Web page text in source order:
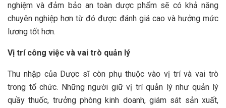
nghiệm và đảm bảo an toàn dược phẩm sẽ có khả năng
chuyên nghiệp hơn từ đó được đánh giá cao và hưởng mức
lương tốt hơn.
Vị trí công việc và vai trò quản lý
Thu nhập của Dược sĩ còn phụ thuộc vào vị trí và vai trò
trong tổ chức. Những người giữ vị trí quản lý như quản lý
quầy thuốc, trưởng phòng kinh doanh, giám sát sản xuất,